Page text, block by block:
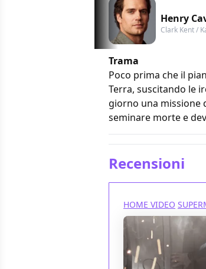
Henry
Clark Kent /
Trama
Poco prima che il
Terra, suscitando le
giorno una missione
seminare morte e
Recensioni
HOME VIDEO